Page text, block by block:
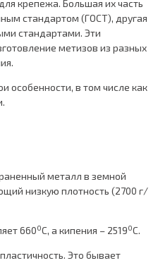
крепежа. Большая их часть
стандартом (ГОСТ), другая
стандартами. Эти
метизов из разных
в том числе как
металл в земной
низкую плотность (2700 г/
6600С, а кипения – 25190С.
Это бывает